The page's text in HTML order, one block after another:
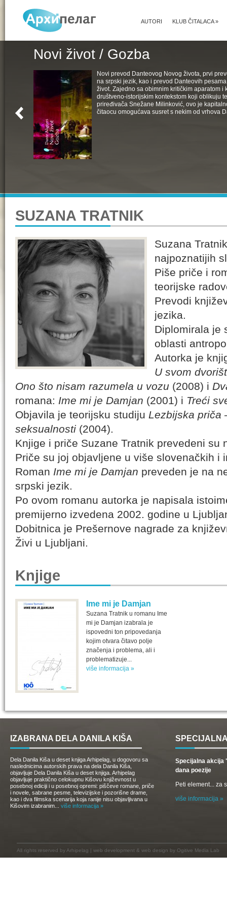
KLUB ČITALACA»
AUTORI
Novi život / Gozba
Novi prevod Danteovog Novog života, prvi
na srpski jezik, kao i prevod Danteovih
život. Zajedno sa obimnim kritičkim aparatom i
društveno-istorijskim kontekstom koji oblikuju
priređivača Snežane Milinković, ovo je
čitaocu omogućava susret s nekim od vrhova
SUZANA TRATNIK
Suzana
najpoznatijih
Piše priče i
teorijske
Prevodi
jezika.
Diplomirala je
oblasti
Autorka je
U svom
Ono što nisam razumela u vozu (2008) i
romana: Ime mi je Damjan (2001) i Treći
Objavila je teorijsku studiju Lezbijska priča
seksualnosti (2004).
Knjige i priče Suzane Tratnik prevedeni su
Priče su joj objavljene u više slovenačkih i
Roman Ime mi je Damjan preveden je na
srpski jezik.
Po ovom romanu autorka je napisala
premijerno izvedena 2002. godine u
Dobitnica je Prešernove nagrade za
Živi u Ljubljani.
Knjige
Ime mi je Damjan
Suzana Tratnik u romanu Ime
mi je Damjan izabrala je
ispovedni ton pripovedanja
kojim otvara čitavo polje
značenja i problema, ali i
problematizuje...
više informacija »
IZABRANA DELA DANILA KIŠA
Dela Danila Kiša u deset knjiga Arhipelag, u dogovoru sa
naslednicima autorskih prava na dela Danila Kiša,
objavljuje Dela Danila Kiša u deset knjiga. Arhipelag
objavljuje praktično celokupnu Kišovu književnost u
posebnoj ediciji i u posebnoj opremi: piščeve romane, priče
i novele, sabrane pesme, televizijske i pozorišne drame,
kao i dva filmska scenarija koja ranije nisu objavljivana u
Kišovim izabranim... više informacija »
Specijalna akcija
dana poezije
Peti element... za
više informacija »
All rights reserved by Arhipelag | web development & web design by Ogitive Media Lab